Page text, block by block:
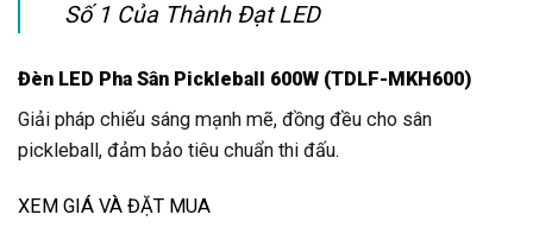
Số 1 Của Thành Đạt LED
Đèn LED Pha Sân Pickleball 600W (TDLF-MKH600)
Giải pháp chiếu sáng mạnh mẽ, đồng đều cho sân
pickleball, đảm bảo tiêu chuẩn thi đấu.
XEM GIÁ VÀ ĐẶT MUA